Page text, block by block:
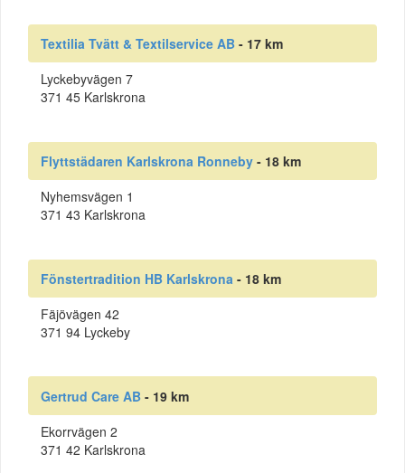
Textilia Tvätt & Textilservice AB - 17 km
Lyckebyvägen 7
371 45 Karlskrona
Flyttstädaren Karlskrona Ronneby - 18 km
Nyhemsvägen 1
371 43 Karlskrona
Fönstertradition HB Karlskrona - 18 km
Fäjövägen 42
371 94 Lyckeby
Gertrud Care AB - 19 km
Ekorrvägen 2
371 42 Karlskrona